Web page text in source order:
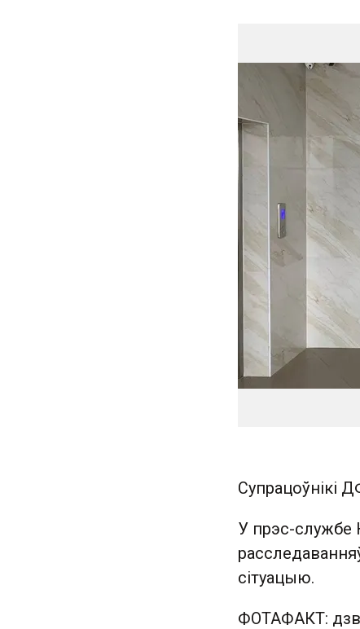
Супрацоўнікі
У прэс-службе
сітуацыю.
ФОТАФАКТ: